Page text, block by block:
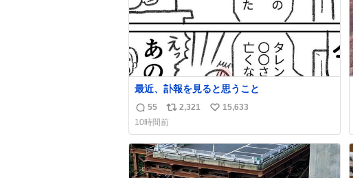
最近、訃報を見ると思うこと
返
信
数
55
リ
ポ
ス
ト
数
2,321
い
ね
数
15,633
10時間前